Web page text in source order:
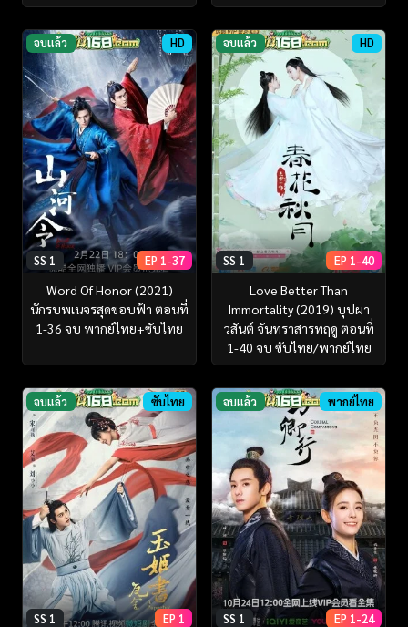
จบแล้ว HD
SS 1 EP 1-37
Word Of Honor (2021)
นักรบพเนจรสุดขอบฟ้า ตอนที่
1-36 จบ พากย์ไทย+ซับไทย
จบแล้ว HD
SS 1 EP 1-40
Love Better Than
Immortality (2019) บุปผา
วสันต์ จันทราสารทฤดู ตอนที่
1-40 จบ ซับไทย/พากย์ไทย
จบแล้ว ซับไทย
SS 1 EP 1
จบแล้ว พากย์ไทย
SS 1 EP 1-24